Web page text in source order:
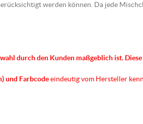
werden können. Da jede
durch den Kunden maßgeblich ist.
und Farbcodeeindeutig vom Hersteller